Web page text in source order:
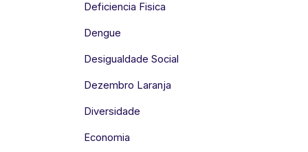
Deficiencia Fisica
Dengue
Desigualdade Social
Dezembro Laranja
Diversidade
Economia